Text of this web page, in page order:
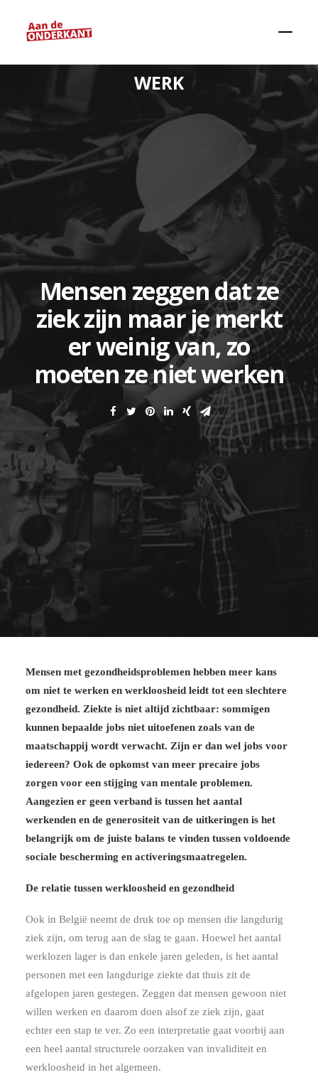
Zoeken
Mensen zeggen dat ze
ziek zijn maar je merkt
er weinig van, zo
moeten ze niet werken
WERK
Mensen met gezondheidsproblemen hebben meer kans
om niet te werken en werkloosheid leidt tot een slechtere
gezondheid. Ziekte is niet altijd zichtbaar: sommigen
kunnen bepaalde jobs niet uitoefenen zoals van de
maatschappij wordt verwacht. Zijn er dan wel jobs voor
iedereen? Ook de opkomst van meer precaire jobs
zorgen voor een stijging van mentale problemen.
Aangezien er geen verband is tussen het aantal
werkenden en de generositeit van de uitkeringen is het
belangrijk om de juiste balans te vinden tussen voldoende
sociale bescherming en activeringsmaatregelen.
De relatie tussen werkloosheid en gezondheid
Ook in België neemt de druk toe op mensen die langdurig
ziek zijn, om terug aan de slag te gaan. Hoewel het aantal
werklozen lager is dan enkele jaren geleden, is het aantal
personen met een langdurige ziekte dat thuis zit de
afgelopen jaren gestegen. Zeggen dat mensen gewoon niet
willen werken en daarom doen alsof ze ziek zijn, gaat
echter een stap te ver. Zo een interpretatie gaat voorbij aan
een heel aantal structurele oorzaken van invaliditeit en
werkloosheid in het algemeen.